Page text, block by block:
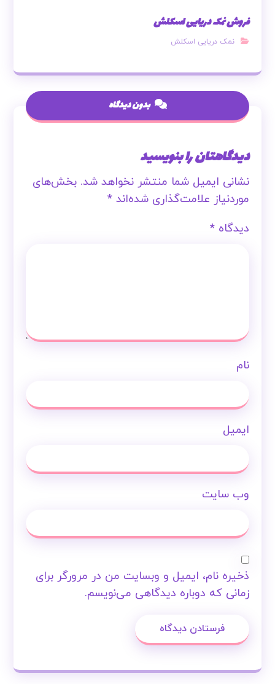
فروش نمک دریایی اسکلش
نمک دریایی اسکلش
بدون دیدگاه
دیدگاهتان را بنویسید
نشانی ایمیل شما منتشر نخواهد شد. بخش‌های
موردنیاز علامت‌گذاری شده‌اند*
دیدگاه*
نام
ایمیل
وب‌ سایت
ذخیره نام، ایمیل و وبسایت من در مرورگر برای
زمانی که دوباره دیدگاهی می‌نویسم.
فرستادن دیدگاه